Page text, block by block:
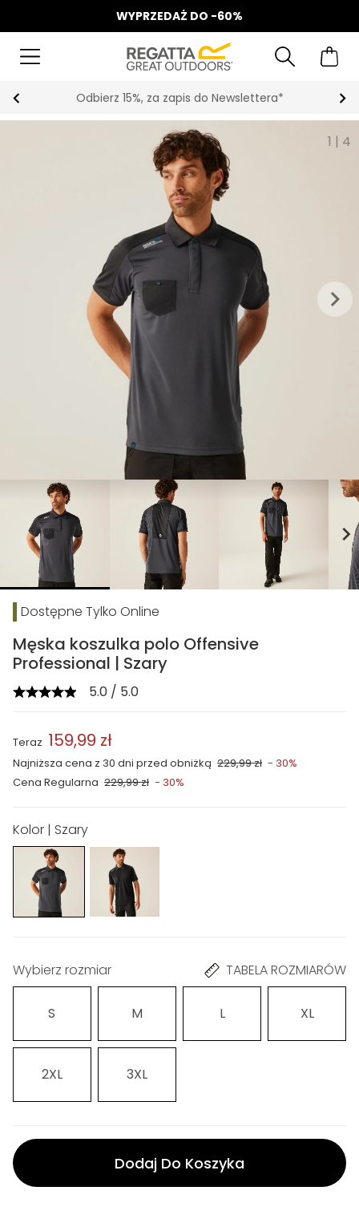
WYPRZEDAŻ DO -60%
Odbierz 15%, za zapis do Newslettera*
1 | 4
keyboard_arrow_right
chevron_right
Dostępne Tylko Online
Męska koszulka polo Offensive
Professional | Szary
5.0 / 5.0
Cena Regularna 229,99 zł - 30%
Najniższa cena z 30 dni przed obniżką 229,99 zł - 30%
Teraz 159,99 zł
Kolor | Szary
Wybierz rozmiar TABELA ROZMIARÓW
S M L XL
2XL 3XL
Dodaj Do Koszyka